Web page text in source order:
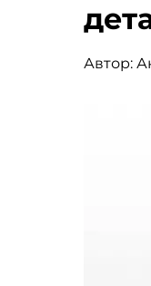
Автор: